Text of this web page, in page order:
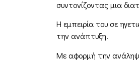
συντονίζοντας μια
Η εμπειρία του σε
την ανάπτυξη.
Με αφορμή την